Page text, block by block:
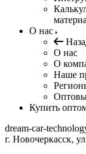
О нас
О нас
О
Наше
Купить
dream-car-
г. Новочеркасск,